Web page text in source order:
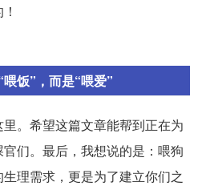
饭”，而是“喂爱”
。希望这篇文章能帮到正在为
们。最后，我想说的是：喂狗
理需求，更是为了建立你们之